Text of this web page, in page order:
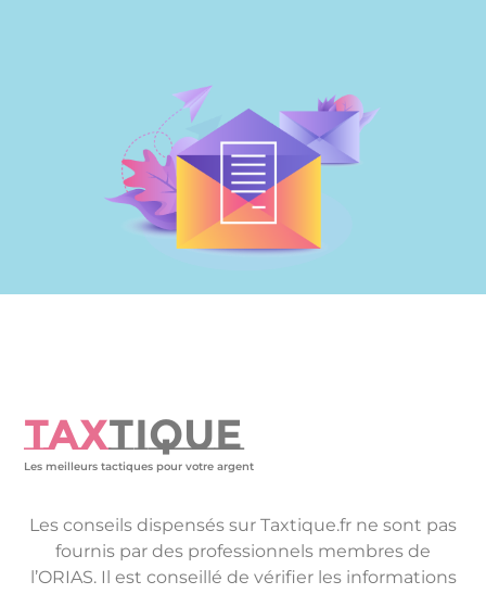
TAXTIQUE
Les meilleurs tactiques pour votre argent
Les conseils dispensés sur Taxtique.fr ne sont pas
fournis par des professionnels membres de
l’ORIAS. Il est conseillé de vérifier les informations